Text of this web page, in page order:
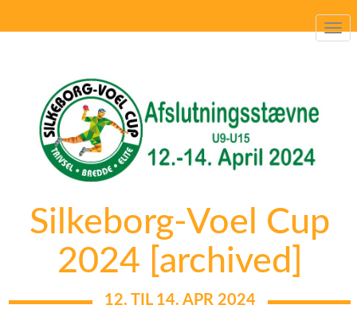
Silkeborg-Voel Cup
2024 [archived]
12. TIL 14. APR 2024